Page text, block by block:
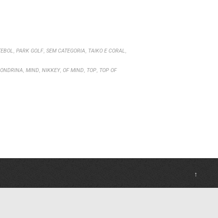
, PARK GOLF, SEM CATEGORIA, TAIKO E CORAL,
, MIND, NIKKEY, OF MIND, TOP, TOP OF
↑